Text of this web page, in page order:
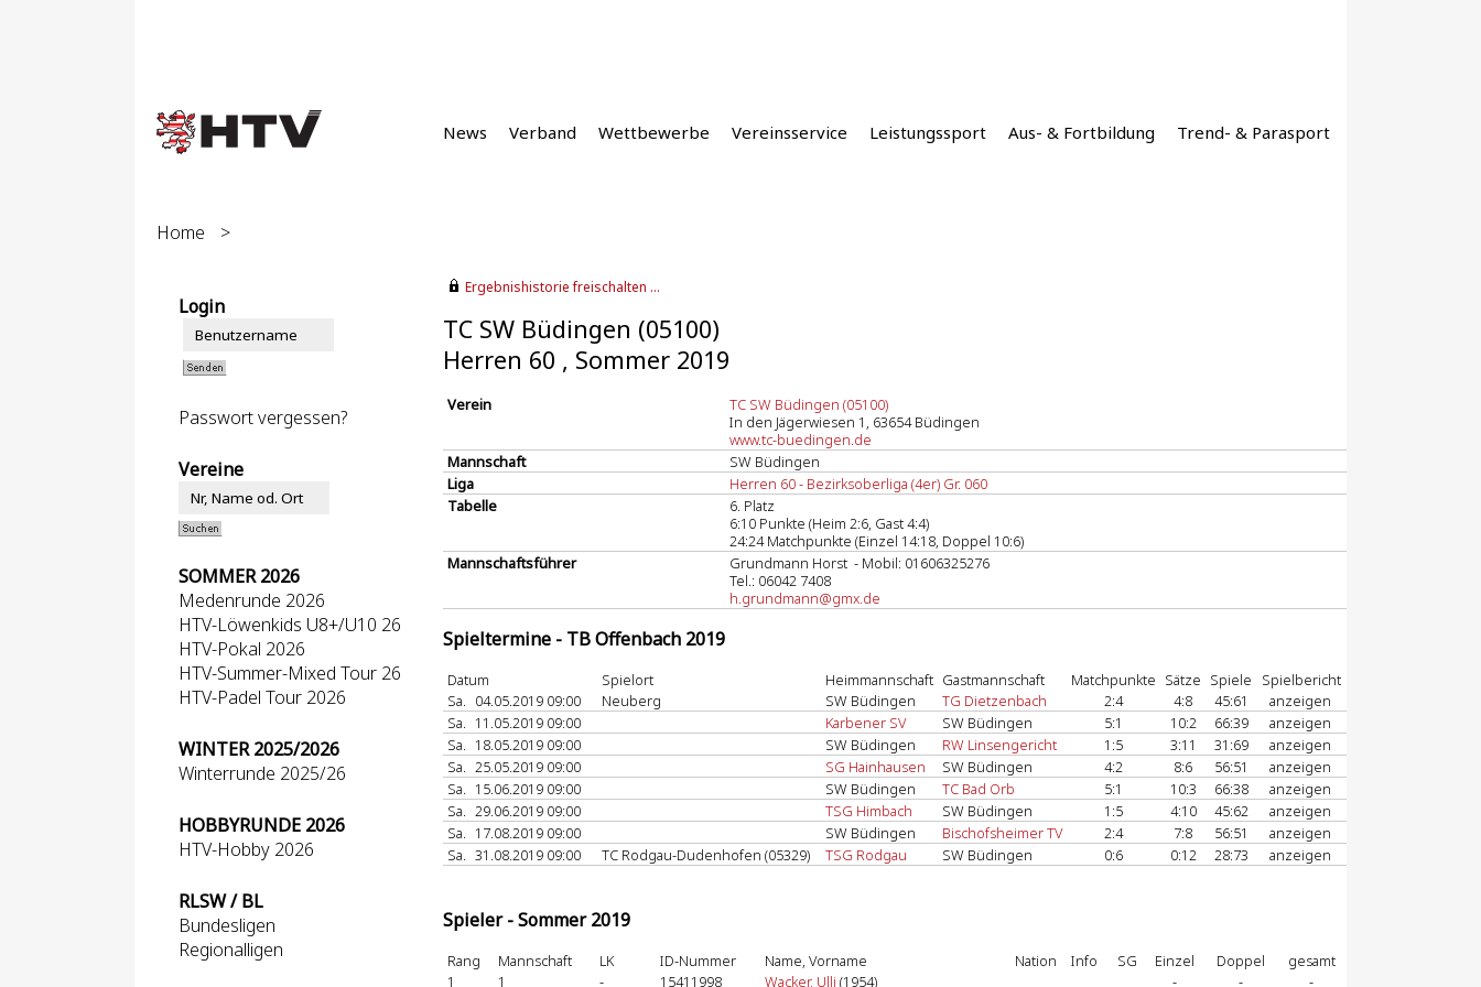
News Verband Wettbewerbe Vereinsservice Leistungssport Aus- & Fortbildung Trend- & Parasport
Home >
Login
Passwort vergessen?
Vereine
SOMMER 2026
Medenrunde 2026
HTV-Löwenkids U8+/U10 26
HTV-Pokal 2026
HTV-Summer-Mixed Tour 26
HTV-Padel Tour 2026
WINTER 2025/2026
Winterrunde 2025/26
HOBBYRUNDE 2026
HTV-Hobby 2026
RLSW / BL
Bundesligen
Regionalligen
Ergebnishistorie freischalten ...
TC SW Büdingen (05100)
Herren 60 , Sommer 2019
Verein
TC SW Büdingen (05100)
In den Jägerwiesen 1, 63654 Büdingen
www.tc-buedingen.de
Mannschaft
SW Büdingen
Liga
Herren 60 - Bezirksoberliga (4er) Gr. 060
Tabelle
6. Platz
6:10 Punkte (Heim 2:6, Gast 4:4)
24:24 Matchpunkte (Einzel 14:18, Doppel 10:6)
Mannschaftsführer
Grundmann Horst - Mobil: 01606325276
Tel.: 06042 7408
h.grundmann@gmx.de
Spieltermine - TB Offenbach 2019
Datum Spielort Heimmannschaft Gastmannschaft Matchpunkte Sätze Spiele
Spielbericht
Sa. 04.05.2019 09:00 Neuberg SW Büdingen TG Dietzenbach 2:4 4:8 45:61
anzeigen
Sa. 11.05.2019 09:00 Karbener SV SW Büdingen 5:1 10:2 66:39
anzeigen
Sa. 18.05.2019 09:00 SW Büdingen RW Linsengericht 1:5 3:11 31:69
anzeigen
Sa. 25.05.2019 09:00 SG Hainhausen SW Büdingen 4:2 8:6 56:51
anzeigen
Sa. 15.06.2019 09:00 SW Büdingen TC Bad Orb 5:1 10:3 66:38
anzeigen
Sa. 29.06.2019 09:00 TSG Himbach SW Büdingen 1:5 4:10 45:62
anzeigen
Sa. 17.08.2019 09:00 SW Büdingen Bischofsheimer TV 2:4 7:8 56:51
anzeigen
Sa. 31.08.2019 09:00 TC Rodgau-Dudenhofen (05329) TSG Rodgau SW Büdingen 0:6 0:12 28:73 anzeigen
Spieler - Sommer 2019
Rang Mannschaft LK ID-Nummer Name, Vorname Nation Info SG Einzel Doppel
gesamt
1
1 - 15411998 Wacker, Ulli (1954) - - -